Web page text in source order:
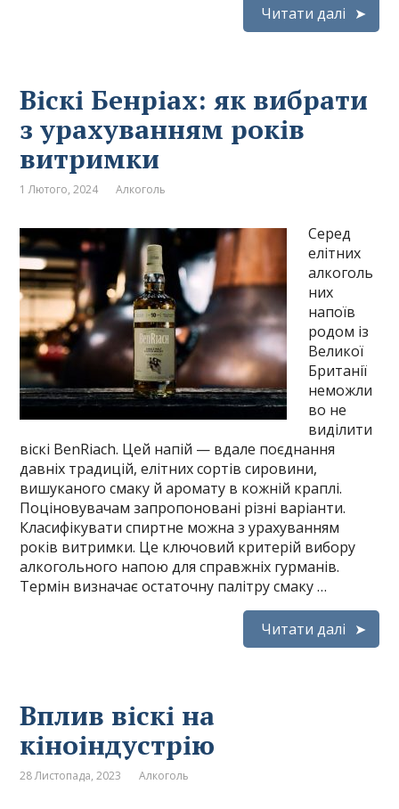
Читати далі
Віскі Бенріах: як вибрати
з урахуванням років
витримки
1 Лютого, 2024 Алкоголь
Серед
елітних
алкоголь
них
напоїв
родом із
Великої
Британії
неможли
во не
виділити
віскі BenRiach. Цей напій — вдале поєднання
давніх традицій, елітних сортів сировини,
вишуканого смаку й аромату в кожній краплі.
Поціновувачам запропоновані різні варіанти.
Класифікувати спиртне можна з урахуванням
років витримки. Це ключовий критерій вибору
алкогольного напою для справжніх гурманів.
Термін визначає остаточну палітру смаку …
Читати далі
Вплив віскі на
кіноіндустрію
28 Листопада, 2023 Алкоголь